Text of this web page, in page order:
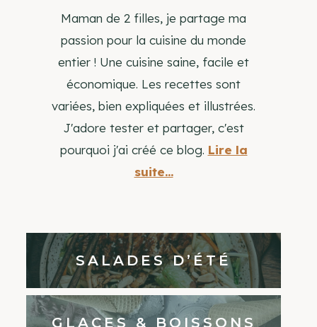
Maman de 2 filles, je partage ma
passion pour la cuisine du monde
entier ! Une cuisine saine, facile et
économique. Les recettes sont
variées, bien expliquées et illustrées.
J'adore tester et partager, c'est
pourquoi j'ai créé ce blog. Lire la
suite...
SALADES D’ÉTÉ
GLACES & BOISSONS